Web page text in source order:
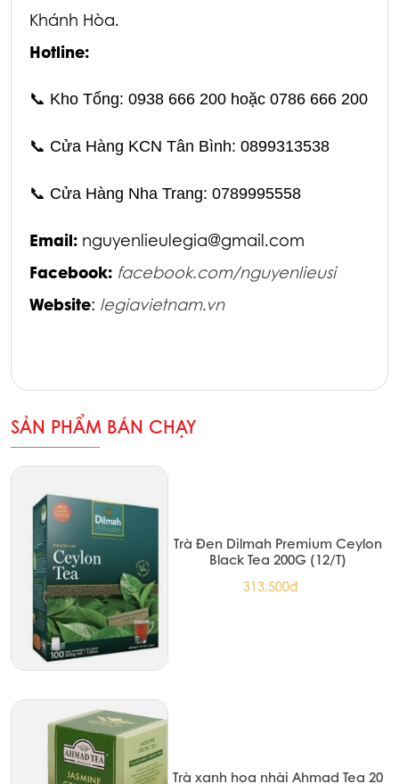
Khánh Hòa.
Hotline:
📞 Kho Tổng: 0938 666 200 hoặc 0786 666 200
📞 Cửa Hàng KCN Tân Bình: 0899313538
📞 Cửa Hàng Nha Trang: 0789995558
Email: nguyenlieulegia@gmail.com
Facebook: facebook.com/nguyenlieusi
Website: legiavietnam.vn
SẢN PHẨM BÁN CHẠY
Trà Đen Dilmah Premium Ceylon
Black Tea 200G (12/T)
313.500đ
Trà xanh hoa nhài Ahmad Tea 20